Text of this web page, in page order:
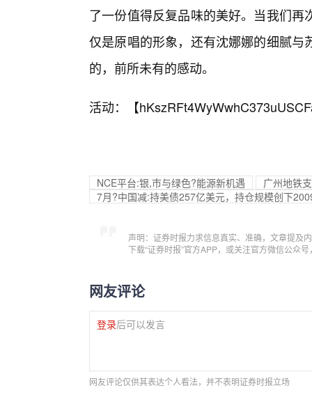
了一份值得反复品味的美好。当我们
仅是原唱的形象，还有沈娜娜的细腻
的，前所未有的感动。
活动：【
NCE平台:银,市与绿色?能源新机遇
广州地铁
7月?中国减:持美债257亿美元，持仓规模创下
声明：证券时报力求信息真实、准确，文章提及
下载“证券时报”官方APP，或关注官方微信公众
网友评论
登录后可以发言
网友评论仅供其表达个人看法，并不表明证券时报立场